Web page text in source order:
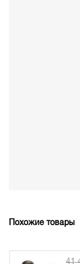
Похожие товары